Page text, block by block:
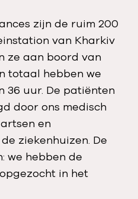
zijn de ruim 200
van Kharkiv
ze aan boord van
totaal hebben we
36 uur. De patiënten
door ons medisch
en
ziekenhuizen. De
we hebben de
in het